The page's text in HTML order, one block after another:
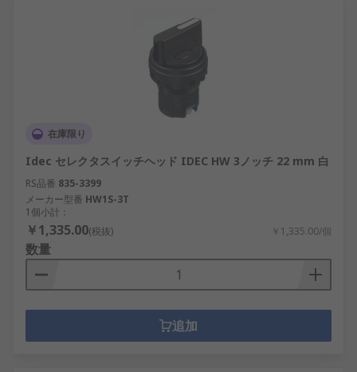
在庫限り
Idec セレクタスイッチヘッド IDEC HW 3ノッチ 22 mm 白
RS品番 835-3399
メーカー型番 HW1S-3T
1個小計：
￥1,335.00(税抜) ￥1,335.00/個
数量
追加